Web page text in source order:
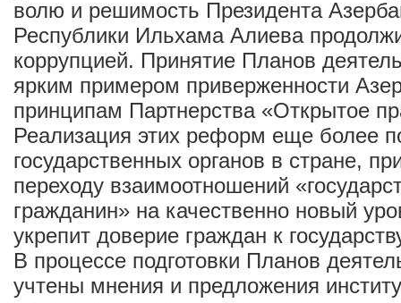
волю и решимость Президента
Республики Ильхама Алиева
коррупцией. Принятие Планов
ярким примером приверженности
принципам Партнерства «Открытое
Реализация этих реформ еще более
государственных органов в стране,
переходу взаимоотношений
гражданин» на качественно новый
укрепит доверие граждан к
В процессе подготовки Планов
учтены мнения и предложения